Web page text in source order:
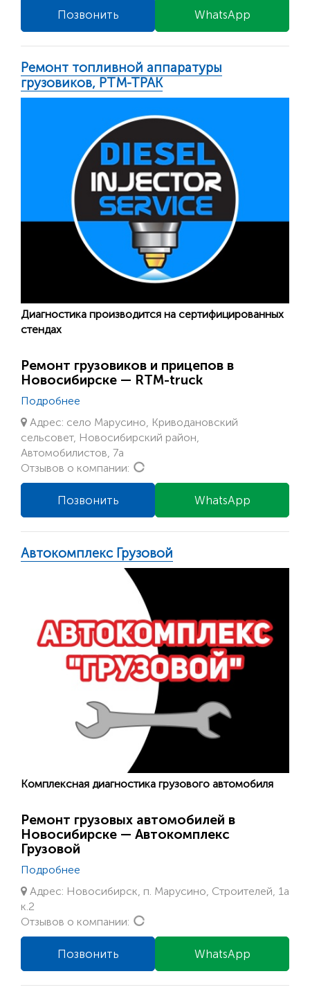
WhatsApp
Позвонить
Ремонт топливной аппаратуры
грузовиков, РТМ-ТРАК
Диагностика производится на сертифицированных
стендах
Ремонт грузовиков и прицепов в
Новосибирске — RTM-truck
Подробнее
Адрес: село Марусино, Криводановский
сельсовет, Новосибирский район,
Автомобилистов, 7а
Отзывов о компании:
WhatsApp
Позвонить
Автокомплекс Грузовой
Комплексная диагностика грузового автомобиля
Ремонт грузовых автомобилей в
Новосибирске — Автокомплекс
Грузовой
Подробнее
Адрес: Новосибирск, п. Марусино, Строителей, 1а
к.2
Отзывов о компании:
WhatsApp
Позвонить